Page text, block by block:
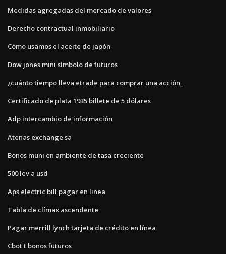
Medidas agregadas del mercado de valores
Derecho contractual inmobiliario
Cómo usamos el aceite de japón
Dow jones mini símbolo de futuros
¿cuánto tiempo lleva etrade para comprar una acción_
Certificado de plata 1935 billete de 5 dólares
Adp intercambio de información
Atenas exchange sa
Bonos muni en ambiente de tasa creciente
500 lev a usd
Aps electric bill pagar en linea
Tabla de clímax ascendente
Pagar merrill lynch tarjeta de crédito en línea
Cbot t bonos futuros